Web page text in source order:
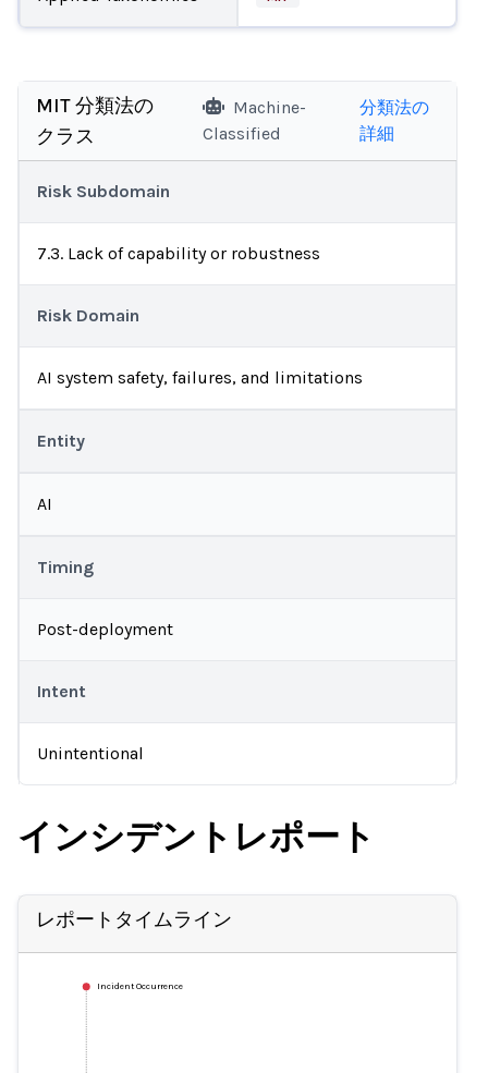
MIT 分類法の
クラス
Machine-
Classified
分類法の
詳細
Risk Subdomain
7.3. Lack of capability or robustness
Risk Domain
AI system safety, failures, and limitations
Entity
AI
Timing
Post-deployment
Intent
Unintentional
インシデントレポート
レポートタイムライン
Incident Occurrence